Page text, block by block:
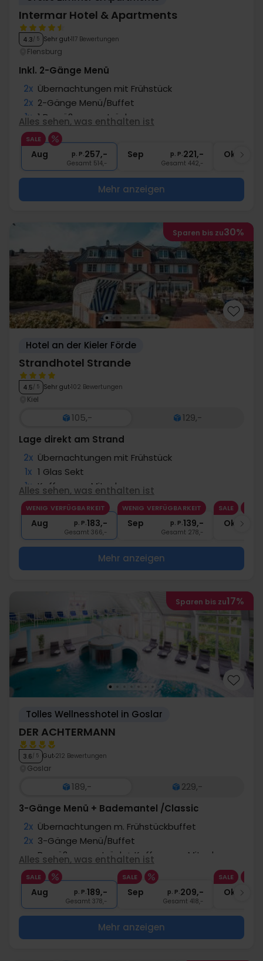
Intermar Hotel & Apartments
4.3/ 5 Sehr gut 117 Bewertungen
Flensburg
Inkl. 2-Gänge Menü
2x Übernachtungen mit Frühstück
2x 2-Gänge Menü/Buffet
1x 1 Begrüßungsgetränk
1x Fl. Wein zur Abreise pro Zimmer
1x Nutzung Sauna
Alles sehen, was enthalten ist
SALE
Aug p. P.257,-
Gesamt 514,-
Sep p. P.221,-
Gesamt 442,-
Okt
Mehr anzeigen
Sparen bis zu30%
Hotel an der Kieler Förde
Strandhotel Strande
4.5/ 5 Sehr gut 102 Bewertungen
Kiel
105,-
129,-
Lage direkt am Strand
2x Übernachtungen mit Frühstück
1x 1 Glas Sekt
1x Kaffee zum Mitnehmen
1x Nutzung Sauna
∞ Gratis Upgrade nach Verfügbarkeit
Alles sehen, was enthalten ist
WENIG VERFÜGBARKEIT
Aug p. P.183,-
Gesamt 366,-
WENIG VERFÜGBARKEIT
Sep p. P.139,-
Gesamt 278,-
SALE
Okt
Mehr anzeigen
Sparen bis zu17%
Tolles Wellnesshotel in Goslar
DER ACHTERMANN
3.6/ 5 Gut 212 Bewertungen
Goslar
189,-
229,-
3-Gänge Menü + Bademantel /Classic
2x Übernachtungen m. Frühstückbuffet
2x 3-Gänge Menü/Buffet
∞ Begrüßungsgetränk + Kaffee zum Mitnehmen
∞ Bademantel und Badeschuhe
∞ Gratis Nutzung des Wellnessbereichs
Alles sehen, was enthalten ist
SALE
Aug p. P.189,-
Gesamt 378,-
SALE
Sep p. P.209,-
Gesamt 418,-
SALE
Okt
Mehr anzeigen